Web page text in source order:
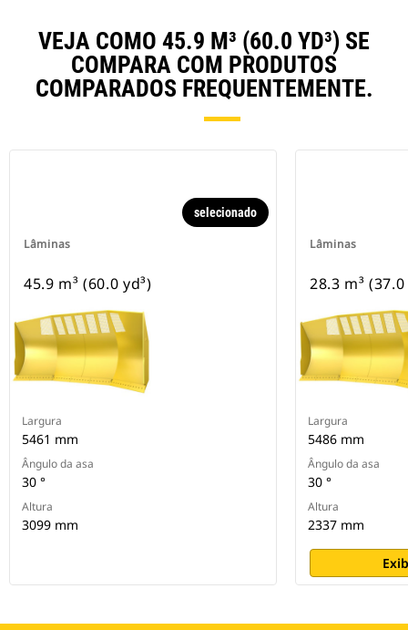
VEJA COMO 45.9 M³ (60.0 YD³) SE
COMPARA COM PRODUTOS
COMPARADOS FREQUENTEMENTE.
Lâminas
selecionado
45.9 m³ (60.0 yd³)
Largura
5461 mm
Ângulo da asa
30 °
Altura
3099 mm
Lâminas
28.3 m³ (37.0
Largura
5486 mm
Ângulo da asa
30 °
Altura
2337 mm